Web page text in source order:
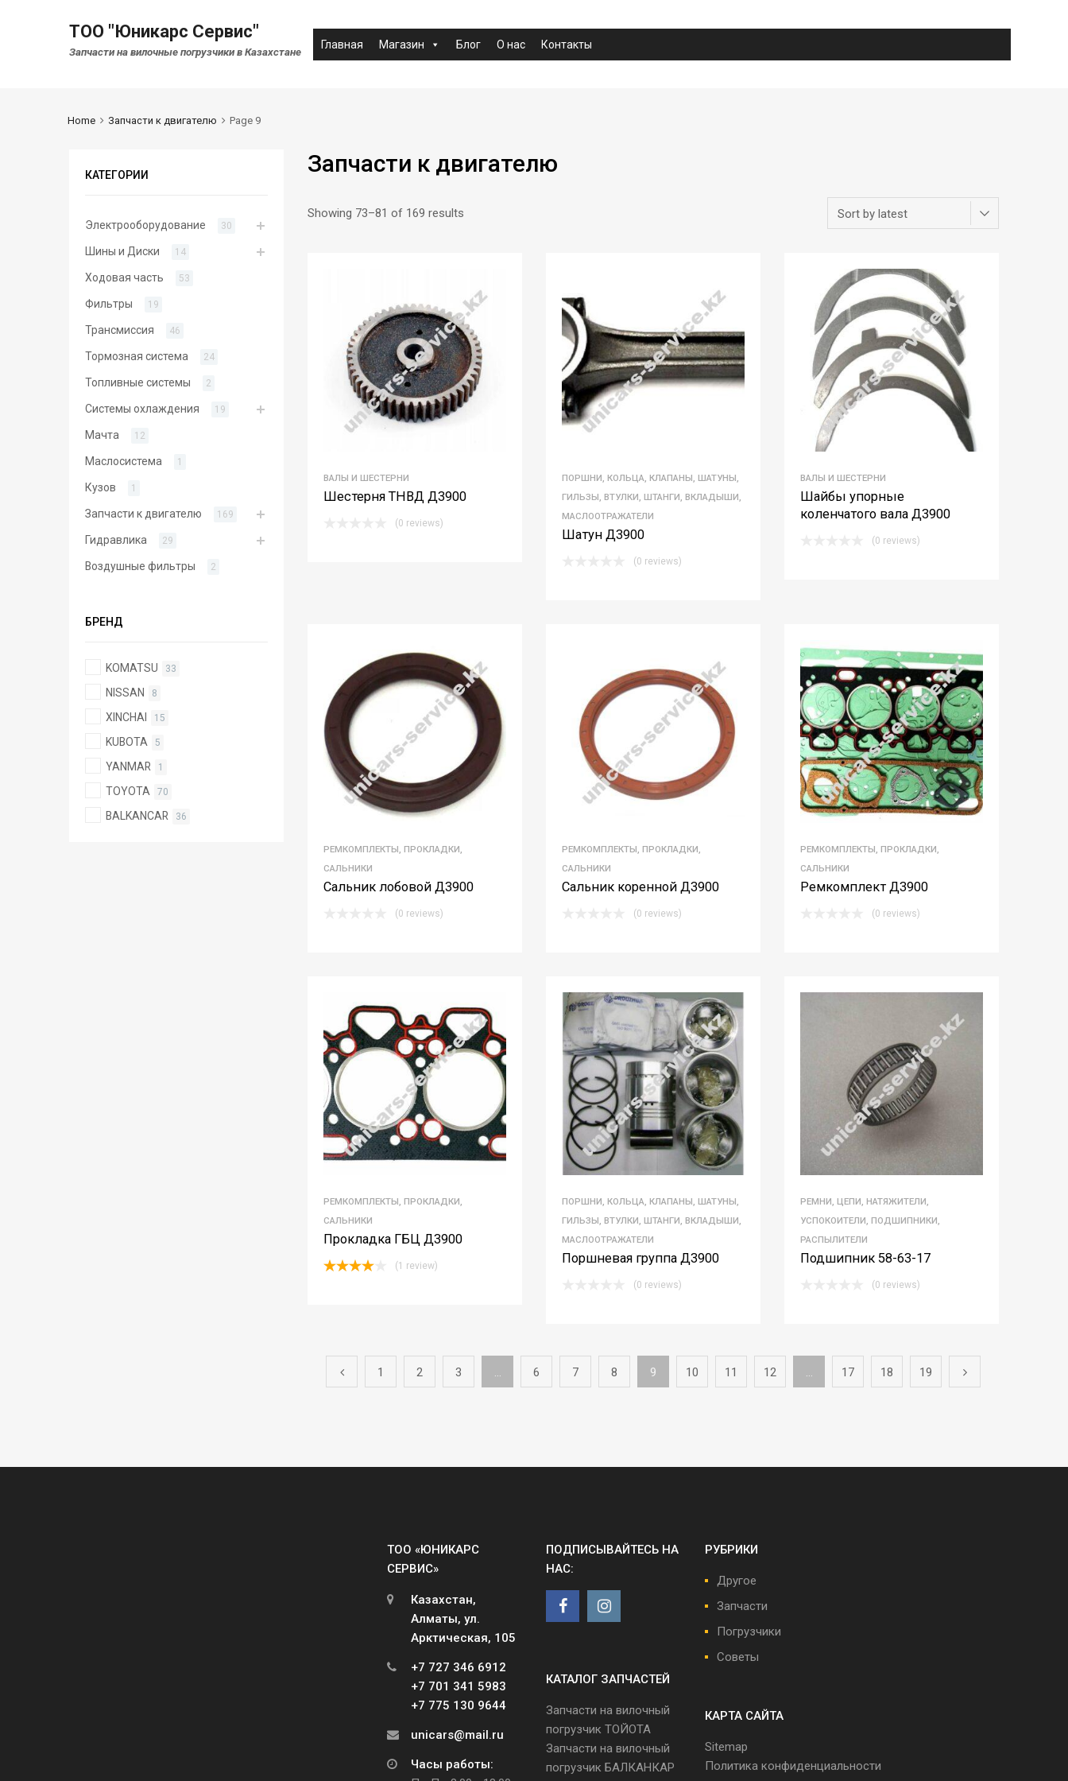
ТОО "Юникарс Сервис"
Запчасти на вилочные погрузчики в Казахстане
Главная Магазин Блог О нас Контакты
Home Запчасти к двигателю Page 9
Запчасти к двигателю
Showing 73–81 of 169 results
ВАЛЫ И ШЕСТЕРНИ
Шестерня ТНВД Д3900
(0 reviews)
ПОРШНИ, КОЛЬЦА, КЛАПАНЫ, ШАТУНЫ,
ГИЛЬЗЫ, ВТУЛКИ, ШТАНГИ, ВКЛАДЫШИ,
МАСЛООТРАЖАТЕЛИ
Шатун Д3900
(0 reviews)
ВАЛЫ И ШЕСТЕРНИ
Шайбы упорные
коленчатого вала Д3900
(0 reviews)
РЕМКОМПЛЕКТЫ, ПРОКЛАДКИ,
САЛЬНИКИ
Сальник лобовой Д3900
(0 reviews)
РЕМКОМПЛЕКТЫ, ПРОКЛАДКИ,
САЛЬНИКИ
Сальник коренной Д3900
(0 reviews)
РЕМКОМПЛЕКТЫ, ПРОКЛАДКИ,
САЛЬНИКИ
Ремкомплект Д3900
(0 reviews)
РЕМКОМПЛЕКТЫ, ПРОКЛАДКИ,
САЛЬНИКИ
Прокладка ГБЦ Д3900
(1 review)
ПОРШНИ, КОЛЬЦА, КЛАПАНЫ, ШАТУНЫ,
ГИЛЬЗЫ, ВТУЛКИ, ШТАНГИ, ВКЛАДЫШИ,
МАСЛООТРАЖАТЕЛИ
Поршневая группа Д3900
(0 reviews)
РЕМНИ, ЦЕПИ, НАТЯЖИТЕЛИ,
УСПОКОИТЕЛИ, ПОДШИПНИКИ,
РАСПЫЛИТЕЛИ
Подшипник 58-63-17
(0 reviews)
1 2 3 … 6 7 8 9 10 11 12 … 17 18 19
КАТЕГОРИИ
Электрооборудование 30
Шины и Диски 14
Ходовая часть 53
Фильтры 19
Трансмиссия 46
Тормозная система 24
Топливные системы 2
Системы охлаждения 19
Мачта 12
Маслосистема 1
Кузов 1
Запчасти к двигателю 169
Гидравлика 29
Воздушные фильтры 2
БРЕНД
KOMATSU 33
NISSAN 8
XINCHAI 15
KUBOTA 5
YANMAR 1
TOYOTA 70
BALKANCAR 36
ТОО «ЮНИКАРС
СЕРВИС»
Казахстан,
Алматы, ул.
Арктическая, 105
+7 727 346 6912
+7 701 341 5983
+7 775 130 9644
unicars@mail.ru
Часы работы:
ПОДПИСЫВАЙТЕСЬ НА
НАС:
КАТАЛОГ ЗАПЧАСТЕЙ
Запчасти на вилочный
погрузчик ТОЙОТА
Запчасти на вилочный
погрузчик БАЛКАНКАР
РУБРИКИ
Другое
Запчасти
Погрузчики
Советы
КАРТА САЙТА
Sitemap
Политика конфиденциальности